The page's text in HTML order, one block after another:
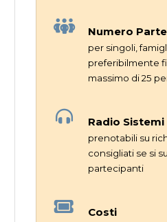
Numero
per singoli,
preferibilmente
massimo di 25
Radio Sistemi
prenotabili su
consigliati se si
partecipanti
Costi